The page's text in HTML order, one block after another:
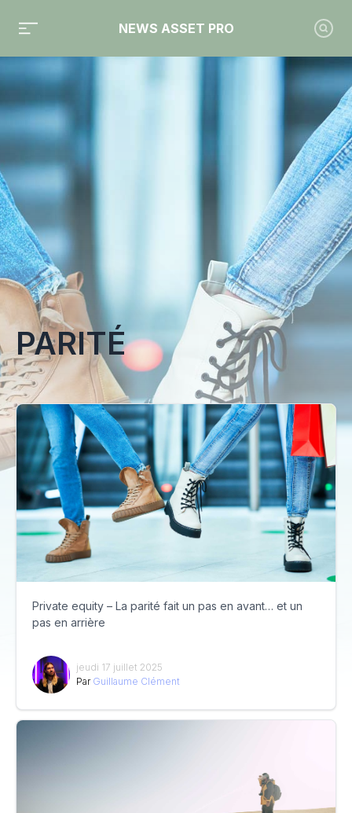
NEWS ASSET PRO
Toute l'actualité sur le tag "Parité"
PARITÉ
Private equity – La parité fait un pas en avant… et un
pas en arrière
jeudi 17 juillet 2025
Par Guillaume Clément